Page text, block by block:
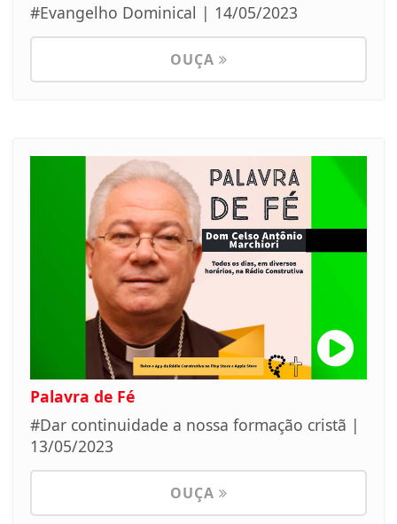
#Evangelho Dominical | 14/05/2023
OUÇA
Palavra de Fé
#Dar continuidade a nossa formação cristã |
13/05/2023
OUÇA